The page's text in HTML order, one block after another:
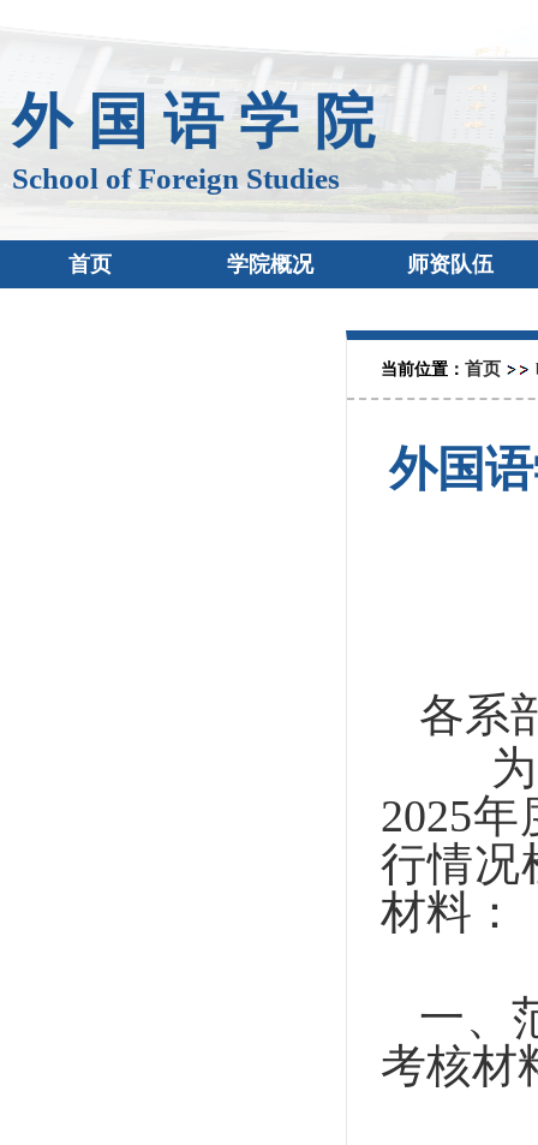
外 国 语 学 院
School of Foreign Studies
首页 学院概况 师资队伍
当前位置： 首页
外国
各系
为
2025年
行情况
材料：
一、
考核材